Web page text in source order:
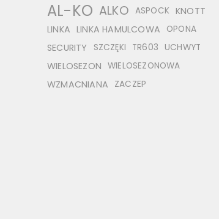
AL-KO ALKO ASPOCK KNOTT
LINKA LINKA HAMULCOWA OPONA
SECURITY SZCZĘKI TR603 UCHWYT
WIELOSEZON WIELOSEZONOWA
WZMACNIANA ZACZEP